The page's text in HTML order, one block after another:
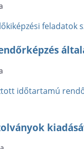
feladatok
időtartamú